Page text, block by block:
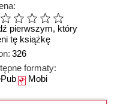
pierwszym, który
tę książkę
326
formaty:
Mobi